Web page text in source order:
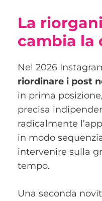
La
cambia la
Nel 2026
riordinare i post
in prima
precisa
radicalmente
in modo
intervenire sulla
tempo.
Una seconda